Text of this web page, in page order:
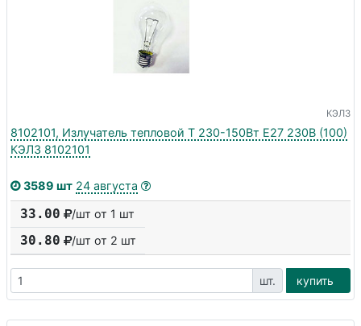
КЭЛЗ
8102101, Излучатель тепловой Т 230-150Вт E27 230В (100)
КЭЛЗ 8102101
3589 шт 24 августа
33.00 /шт от 1 шт
30.80 /шт от 2 шт
шт. купить